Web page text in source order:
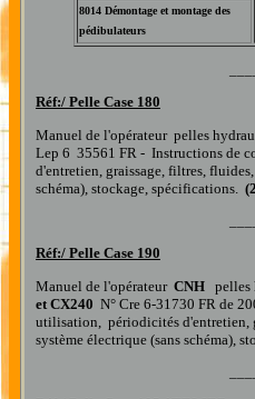
8014 Démontage et montage des
pédibulateurs
Réf:/ Pelle Case 180
Manuel de l'opérateur pelles
Lep 6 35561 FR - Instructions de
d'entretien, graissage, filtres,
schéma), stockage, spécifications.
Réf:/ Pelle Case 190
Manuel de l'opérateur CNH pelles
et CX240 N° Cre 6-31730 FR de
utilisation, périodicités d'entretien,
système électrique (sans schéma),